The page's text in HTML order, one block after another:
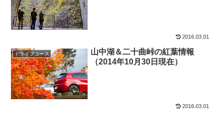
2016.03.01
ドライブコース
山中湖＆二十曲峠の紅葉情報
（2014年10月30日現在）
2016.03.01